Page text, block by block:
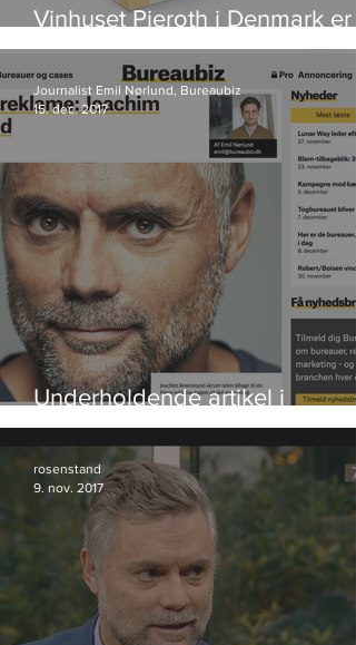
Vinhuset Pieroth i Denmark er
blevet til Noer & Kofod Wines
Underholdende artikel i
Bureaubiz
Journalist Emil Nørlund, Bureaubiz
15. dec. 2017
rosenstand
9. nov. 2017